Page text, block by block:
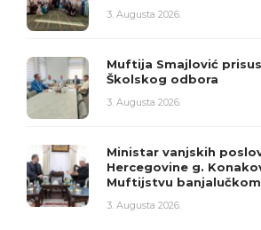
3. Augusta 2026.
Muftija Smajlović
Školskog odbora
3. Augusta 2026.
Ministar vanjskih
Hercegovine g.
Muftijstvu banjalučkom
3. Augusta 2026.